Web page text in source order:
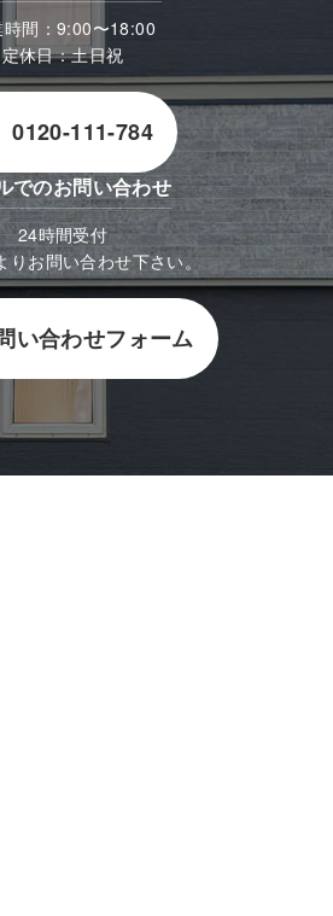
時間：9:00〜18:00
定休日：土日祝
0120-111-784
でのお問い合わせ
24時間受付
りお問い合わせ下さい。
い合わせフォーム